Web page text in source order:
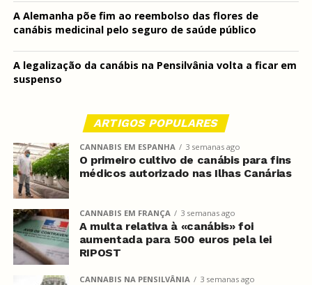
A Alemanha põe fim ao reembolso das flores de
canábis medicinal pelo seguro de saúde público
A legalização da canábis na Pensilvânia volta a ficar em
suspenso
ARTIGOS POPULARES
CANNABIS EM ESPANHA 3 semanas ago
O primeiro cultivo de canábis para fins
médicos autorizado nas Ilhas Canárias
CANNABIS EM FRANÇA 3 semanas ago
A multa relativa à «canábis» foi
aumentada para 500 euros pela lei
RIPOST
CANNABIS NA PENSILVÂNIA 3 semanas ago